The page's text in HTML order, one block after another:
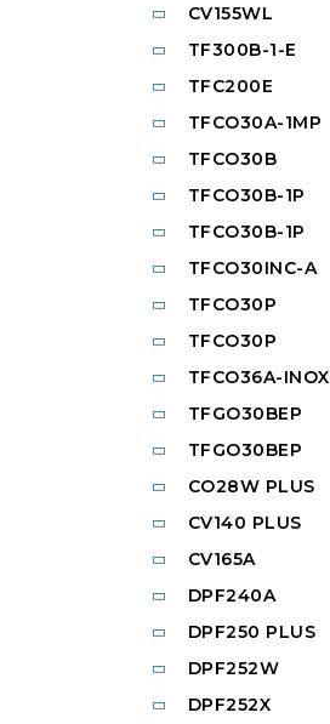
CV155WL
TF300B-1-E
TFC200E
TFCO30A-1MP
TFCO30B
TFCO30B-1P
TFCO30B-1P
TFCO30INC-A
TFCO30P
TFCO30P
TFCO36A-INOX
TFGO30BEP
TFGO30BEP
CO28W PLUS
CV140 PLUS
CV165A
DPF240A
DPF250 PLUS
DPF252W
DPF252X